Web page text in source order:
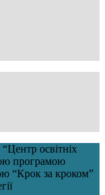
освітніх
програмою
“Крок за кроком”